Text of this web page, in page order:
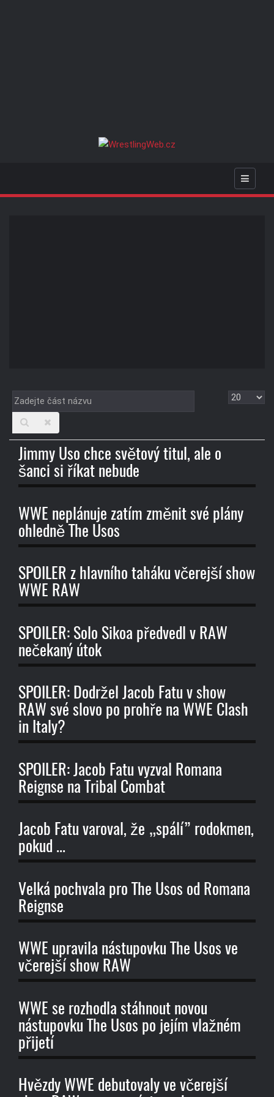
Zadejte
část
názvu
Zobrazit
Jimmy Uso chce světový titul, ale o
šanci si říkat nebude
WWE neplánuje zatím změnit své plány
ohledně The Usos
SPOILER z hlavního taháku včerejší show
WWE RAW
SPOILER: Solo Sikoa předvedl v RAW
nečekaný útok
SPOILER: Dodržel Jacob Fatu v show
RAW své slovo po prohře na WWE Clash
in Italy?
SPOILER: Jacob Fatu vyzval Romana
Reignse na Tribal Combat
Jacob Fatu varoval, že „spálí” rodokmen,
pokud ...
Velká pochvala pro The Usos od Romana
Reignse
WWE upravila nástupovku The Usos ve
včerejší show RAW
WWE se rozhodla stáhnout novou
nástupovku The Usos po jejím vlažném
přijetí
Hvězdy WWE debutovaly ve včerejší